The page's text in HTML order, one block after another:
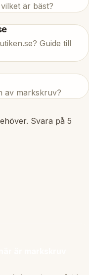
är bäst?
Guide till
av markskruv?
Svara på 5